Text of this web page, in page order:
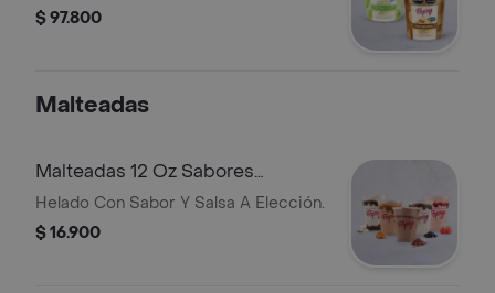
$ 97.800
Malteadas
Malteadas 12 Oz Sabores
Tradicionales
Helado Con Sabor Y Salsa A Elección.
$ 16.900